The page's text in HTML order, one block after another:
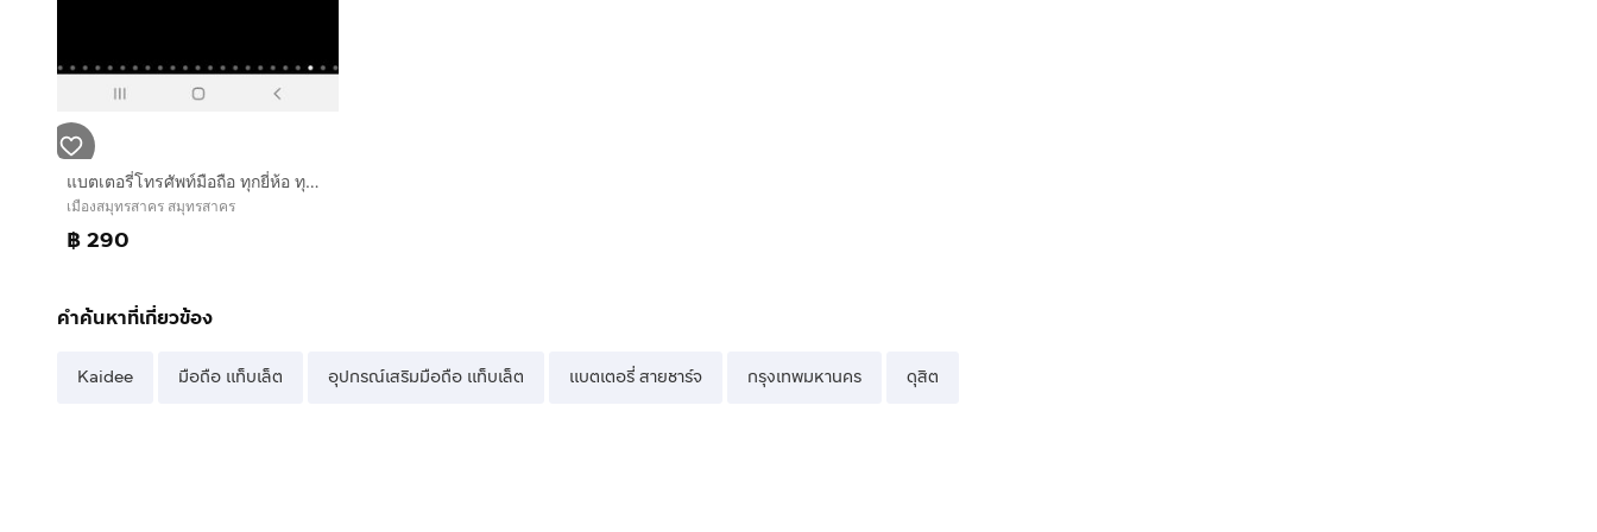
แบตเตอรี่โทรศัพท์มือถือ ทุกยี่ห้อ ทุกรุ่น ทั้ง Samsung iPhone Huawei OPPO Vivo และรุ่นอื่นๆ
เมืองสมุทรสาคร สมุทรสาคร
฿ 290
คำค้นหาที่เกี่ยวข้อง
Kaidee มือถือ แท็บเล็ต อุปกรณ์เสริมมือถือ แท็บเล็ต แบตเตอรี่ สายชาร์จ กรุงเทพมหานคร ดุสิต